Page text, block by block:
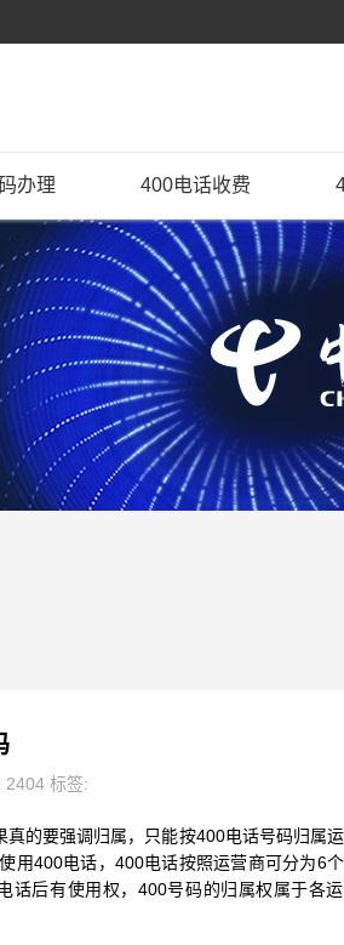
办理 400电话收费
2404 标签:
的要强调归属，只能按400电话号码归属
用400电话，400电话按照运营商可分为6
话后有使用权，400号码的归属权属于各